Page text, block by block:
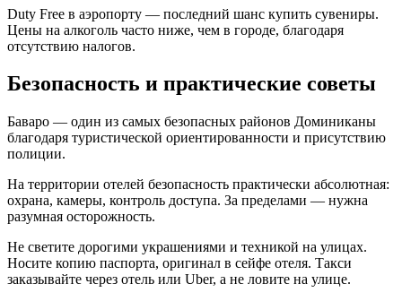
Duty Free в аэропорту — последний шанс купить сувениры.
Цены на алкоголь часто ниже, чем в городе, благодаря
отсутствию налогов.
Безопасность и практические советы
Баваро — один из самых безопасных районов Доминиканы
благодаря туристической ориентированности и присутствию
полиции.
На территории отелей безопасность практически абсолютная:
охрана, камеры, контроль доступа. За пределами — нужна
разумная осторожность.
Не светите дорогими украшениями и техникой на улицах.
Носите копию паспорта, оригинал в сейфе отеля. Такси
заказывайте через отель или Uber, а не ловите на улице.